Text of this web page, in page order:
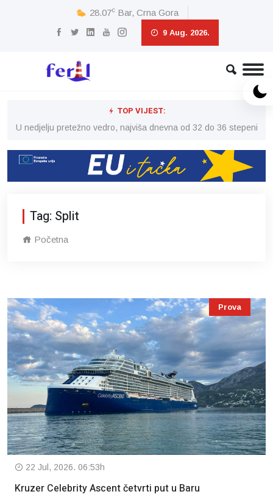
28.07c Bar, Crna Gora
9 Aug. 2026.
TOP VIJEST:
U nedjelju pretežno vedro, najviša dnevna od 32 do 36 stepeni
Tag: Split
Početna
Prova
22 Jul, 2026. 06:53h
Kruzer Celebrity Ascent četvrti put u Baru